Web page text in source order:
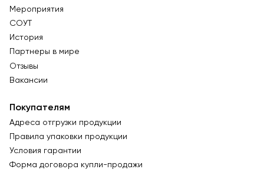
Мероприятия
СОУТ
История
Партнеры в мире
Отзывы
Вакансии
Покупателям
Адреса отгрузки продукции
Правила упаковки продукции
Условия гарантии
Форма договора купли-продажи